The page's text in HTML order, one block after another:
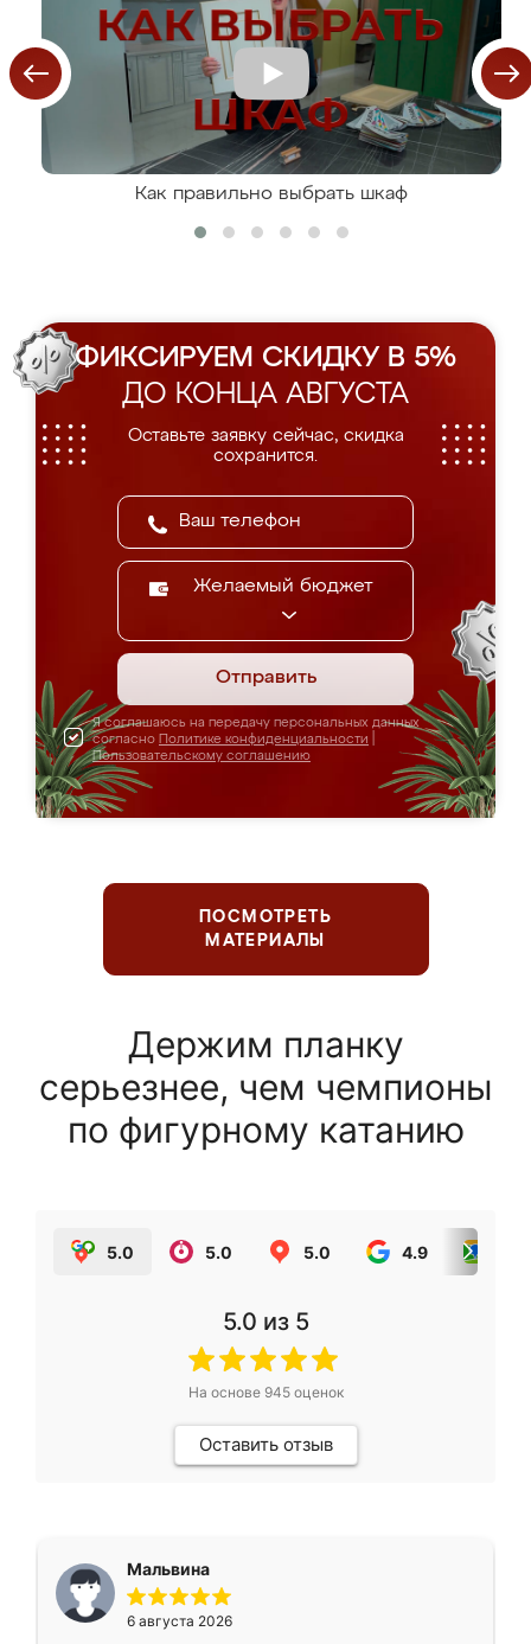
Как правильно выбрать шкаф
ФИКСИРУЕМ СКИДКУ В 5%
ДО КОНЦА АВГУСТА
Оставьте заявку сейчас, скидка
сохранится.
Желаемый бюджет
Отправить
Я соглашаюсь на передачу персональных данных
согласно Политике конфиденциальности
Пользовательскому соглашению
ПОСМОТРЕТЬ
МАТЕРИАЛЫ
Держим планку
серьезнее, чем чемпионы
по фигурному катанию
5.0 5.0 5.0 4.9
5.0 из 5
На основе 945оценок
Оставить отзыв
Мальвина
6 августа 2026